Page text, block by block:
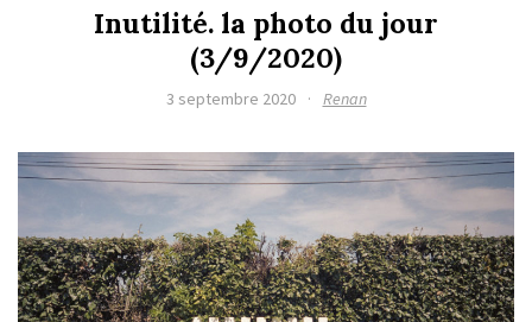
Inutilité. la photo du jour
(3/9/2020)
3 septembre 2020 · Renan